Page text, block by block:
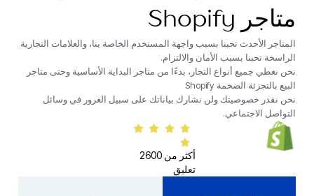
متاجر Shopify
المتاجر الأحدث تحبنا بسبب واجهة المستخدم الخاصة بنا، والعلامات التجارية
الراسخة تحبنا بسبب الأمان والالتزام.
نحن نغطي جميع أنواع التجار، بدءًا من متاجر البداية الأساسية وحتى متاجر
البيع بالتجزئة الضخمة Shopify
نحن نقدر خصوصيتك ولن نشارك بياناتك على سبيل الغرور في وسائل
التواصل الاجتماعي.
أكثر من 2600
تعليق